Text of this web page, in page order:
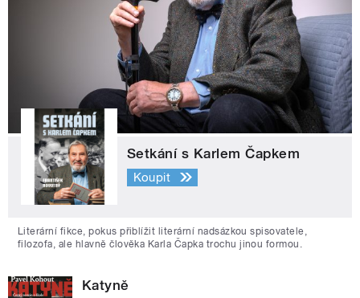
Setkání s Karlem Čapkem
Koupit
Literární fikce, pokus přiblížit literární nadsázkou spisovatele,
filozofa, ale hlavně člověka Karla Čapka trochu jinou formou.
Katyně